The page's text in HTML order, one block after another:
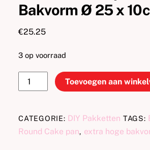
Bakvorm Ø 25 x
€25.25
3 op voorraad
PME
Extra
Ronde
Bakvorm
Toevoegen aan
CATEGORIE: DIY Pakketten TAGS:
Round Cake pan, extra hoge